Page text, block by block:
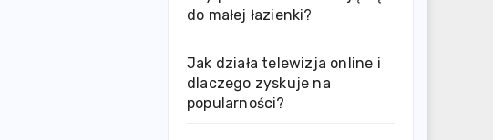
do małej łazienki?
Jak działa telewizja online i
dlaczego zyskuje na
popularności?